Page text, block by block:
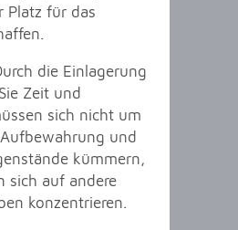
Platz für das
die Einlagerung
Zeit und
sich nicht um
und
kümmern,
sich auf andere
konzentrieren.